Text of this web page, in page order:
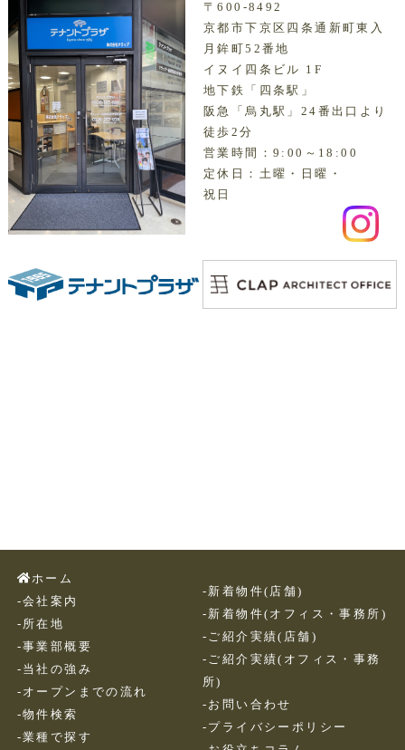
〒600-8492
京都市下京区四条通新町東入
月鉾町52番地
イヌイ四条ビル 1F
地下鉄「四条駅」
阪急「烏丸駅」24番出口より
徒歩2分
営業時間：9:00～18:00
定休日：土曜・日曜・
祝日
ホーム
-会社案内
-所在地
-事業部概要
-当社の強み
-オープンまでの流れ
-物件検索
-業種で探す
-新着物件(店舗)
-新着物件(オフィス・事務所)
-ご紹介実績(店舗)
-ご紹介実績(オフィス・事務
所)
-お問い合わせ
-プライバシーポリシー